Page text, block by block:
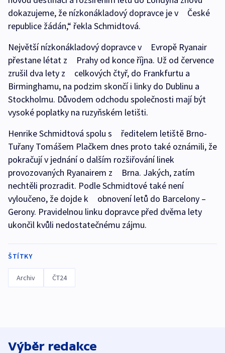
dokazujeme, že nízkonákladový dopravce je v České
republice žádán,“ řekla Schmidtová.
Největší nízkonákladový dopravce v Evropě Ryanair
přestane létat z Prahy od konce října. Už od července
zrušil dva lety z celkových čtyř, do Frankfurtu a
Birminghamu, na podzim skončí i linky do Dublinu a
Stockholmu. Důvodem odchodu společnosti mají být
vysoké poplatky na ruzyňském letišti.
Henrike Schmidtová spolu s ředitelem letiště Brno-
Tuřany Tomášem Plačkem dnes proto také oznámili, že
pokračují v jednání o dalším rozšiřování linek
provozovaných Ryanairem z Brna. Jakých, zatím
nechtěli prozradit. Podle Schmidtové také není
vyloučeno, že dojde k obnovení letů do Barcelony –
Gerony. Pravidelnou linku dopravce před dvěma lety
ukončil kvůli nedostatečnému zájmu.
ŠTÍTKY
Archiv ČT24
Výběr redakce